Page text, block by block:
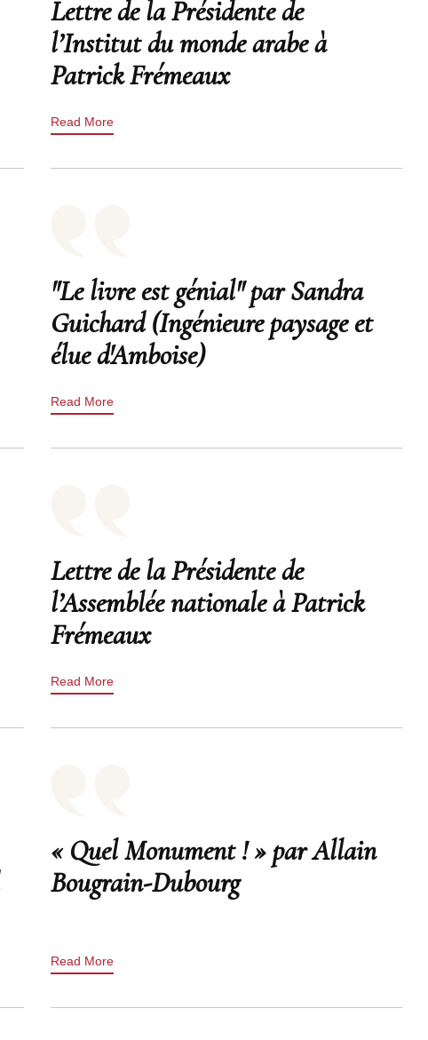
Lettre de la Présidente de
l’Institut du monde arabe à
Patrick Frémeaux
Read More
"Le livre est génial" par Sandra
Guichard (Ingénieure paysage et
élue d'Amboise)
Read More
Lettre de la Présidente de
l’Assemblée nationale à Patrick
Frémeaux
Read More
« Quel Monument ! » par Allain
Bougrain-Dubourg
Read More